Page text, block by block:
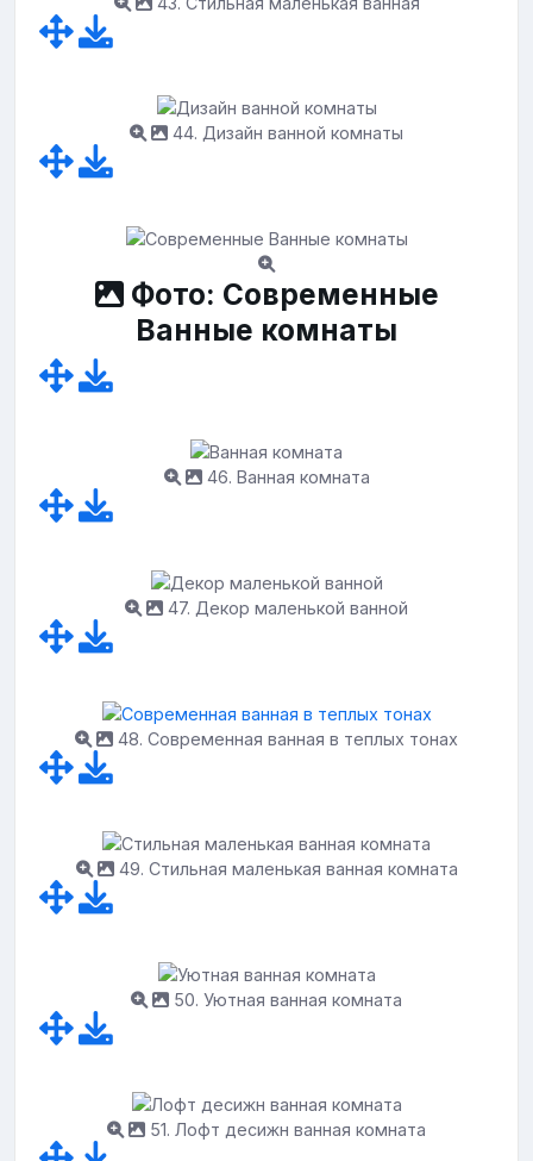
44. Дизайн ванной комнаты
Фото: Современные
Ванные комнаты
46. Ванная комната
47. Декор маленькой ванной
48. Современная ванная в теплых тонах
49. Стильная маленькая ванная комната
50. Уютная ванная комната
51. Лофт десижн ванная комната